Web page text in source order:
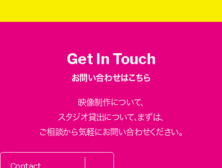
Get In Touch
お問い合わせはこちら
映像制作について、
スタジオ貸出について、 まずは、
ご相談から気軽にお問い合わせください。
Contact